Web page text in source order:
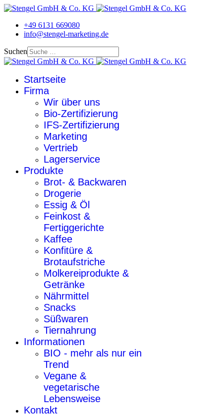
+49 6131 669080
info@stengel-marketing.de
Suchen
Startseite
Firma
Wir über uns
Bio-Zertifizierung
IFS-Zertifizierung
Marketing
Vertrieb
Lagerservice
Produkte
Brot- & Backwaren
Drogerie
Essig & Öl
Feinkost &
Fertiggerichte
Kaffee
Konfitüre &
Brotaufstriche
Molkereiprodukte &
Getränke
Nährmittel
Snacks
Süßwaren
Tiernahrung
Informationen
BIO - mehr als nur ein
Trend
Vegane &
vegetarische
Lebensweise
Kontakt